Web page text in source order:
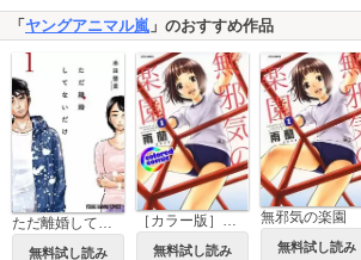
「 ヤングアニマル嵐 」のおすすめ作品
無料試し読み
［カラー版］無邪気の楽園
無料試し読み
無邪気の楽園
無料試し読み